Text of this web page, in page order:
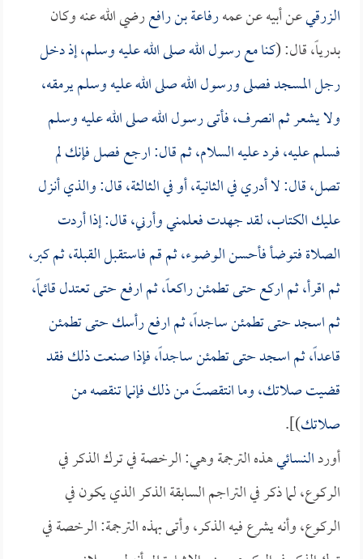
الزرقيعن أبيه عن عمهرفاعة بن رافعرضي الله عنه وكان
بدرياً، قال: (كنا مع رسول الله صلى الله عليه وسلم، إذ دخل
رجل المسجد فصلى ورسول الله صلى الله عليه وسلم يرمقه،
ولا يشعر ثم انصرف، فأتى رسول الله صلى الله عليه وسلم
فسلم عليه، فرد عليه السلام، ثم قال: ارجع فصل فإنك لم
تصل، قال: لا أدري في الثانية، أو في الثالثة، قال: والذي أنزل
عليك الكتاب، لقد جهدت فعلمني وأرني، قال: إذا أردت
الصلاة فتوضأ فأحسن الوضوء، ثم قم فاستقبل القبلة، ثم كبر،
ثم اقرأ، ثم اركع حتى تطمئن راكعاً، ثم ارفع حتى تعتدل قائماً،
ثم اسجد حتى تطمئن ساجداً، ثم ارفع رأسك حتى تطمئن
قاعداً، ثم اسجد حتى تطمئن ساجداً، فإذا صنعت ذلك فقد
قضيت صلاتك، وما انتقصتَ من ذلك فإنما تنقصه من
صلاتك)].
أوردالنسائيهذه الترجمة وهي: الرخصة في ترك الذكر في
الركوع، لما ذكر في التراجم السابقة الذكر الذي يكون في
الركوع، وأنه يشرع فيه الذكر، وأتى بهذه الترجمة: الرخصة في